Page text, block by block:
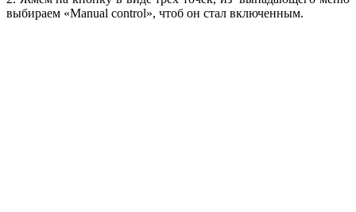
выбираем «Manual control», чтоб он стал включенным.